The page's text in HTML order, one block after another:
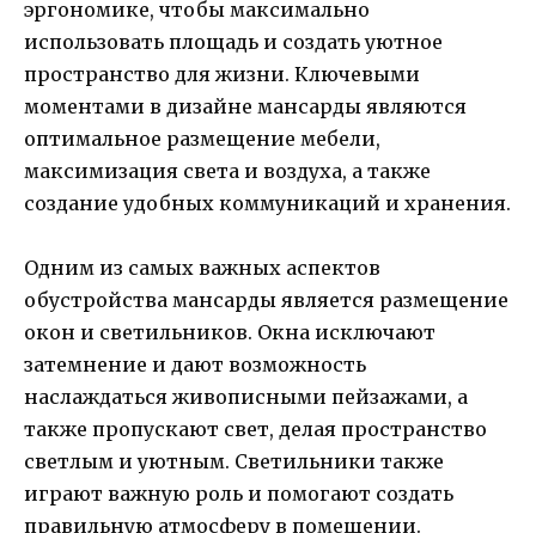
эргономике, чтобы максимально
использовать площадь и создать уютное
пространство для жизни. Ключевыми
моментами в дизайне мансарды являются
оптимальное размещение мебели,
максимизация света и воздуха, а также
создание удобных коммуникаций и хранения.
Одним из самых важных аспектов
обустройства мансарды является размещение
окон и светильников. Окна исключают
затемнение и дают возможность
наслаждаться живописными пейзажами, а
также пропускают свет, делая пространство
светлым и уютным. Светильники также
играют важную роль и помогают создать
правильную атмосферу в помещении.